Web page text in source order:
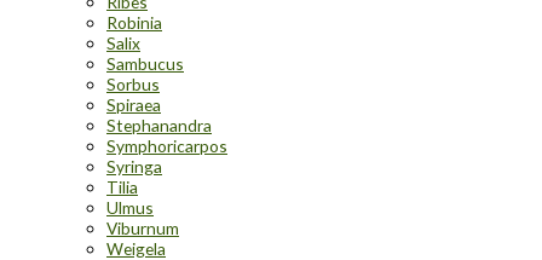
Robinia
Salix
Sambucus
Sorbus
Spiraea
Stephanandra
Symphoricarpos
Syringa
Tilia
Ulmus
Viburnum
Weigela